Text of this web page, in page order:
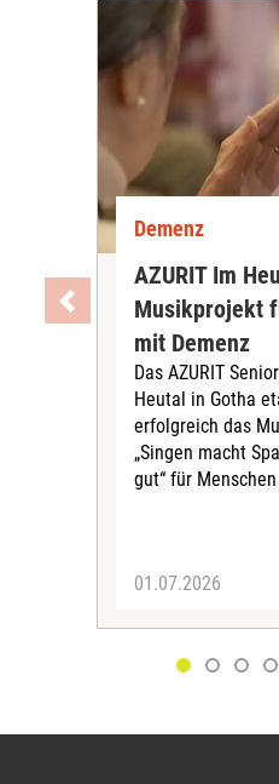
Demenz
AZURIT Im
Musikprojekt
mit Demenz
Das AZURIT
Heutal in Gotha
erfolgreich das
„Singen macht
gut“ für
01.07.2026